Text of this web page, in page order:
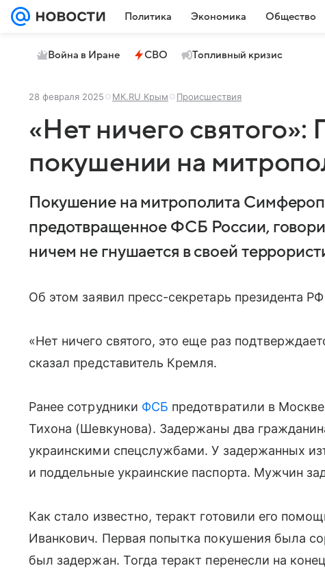
Политика Экономика Общество
Война в Иране СВО Топливный кризис
28 февраля 2025 МК.RU Крым Происшествия
«Нет ничего святого»:
покушении на
Покушение на митрополита
предотвращенное ФСБ России,
ничем не гнушается в своей
Об этом заявил пресс-секретарь президента
«Нет ничего святого, это еще раз
сказал представитель Кремля.
Ранее сотрудники ФСБ предотвратили в
Тихона (Шевкунова). Задержаны два
украинскими спецслужбами. У задержанных
и поддельные украинские паспорта. Мужчин
Как стало известно, теракт готовили его
Иванкович. Первая попытка покушения была
был задержан. Тогда теракт перенесли на